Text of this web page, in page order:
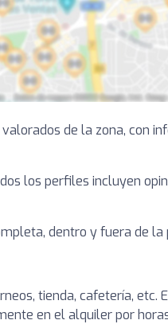
de la zona, con
los perfiles incluyen
dentro y fuera de la
tienda, cafetería, etc.
en el alquiler por